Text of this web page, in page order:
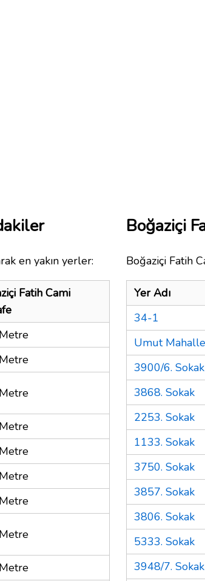
en yakın yerler:
Fatih Cami
Boğaziçi
Boğaziçi Fatih
Yer Adı
34-1
Umut
3900/6. Sokak
3868. Sokak
2253. Sokak
1133. Sokak
3750. Sokak
3857. Sokak
3806. Sokak
5333. Sokak
3948/7. Sokak